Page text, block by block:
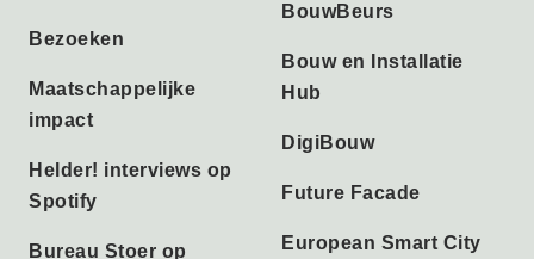
Bezoeken
Maatschappelijke
impact
Helder! interviews op
Spotify
Bureau Stoer op
BouwBeurs
Bouw en Installatie
Hub
DigiBouw
Future Facade
European Smart City